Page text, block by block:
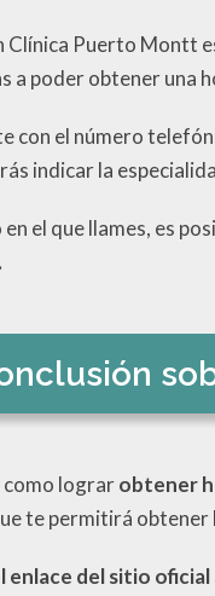
Clínica Puerto Montt
a poder obtener una
con el número
indicar la
el que llames, es
lograrobtener
te permitirá obtener
enlace del sitio